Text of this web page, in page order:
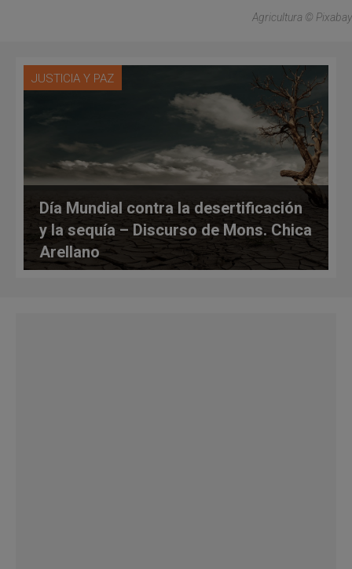
Agricultura © Pixabay
JUSTICIA Y PAZ
Día Mundial contra la desertificación
y la sequía – Discurso de Mons. Chica
Arellano